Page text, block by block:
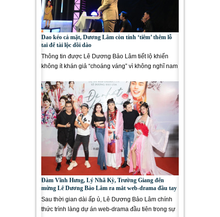
Dao kéo cả mặt, Dương Lâm còn tính ‘tiêm’ thêm lỗ
tai để tài lộc dồi dào
Thông tin được Lê Dương Bảo Lâm tiết lộ khiến
không ít khán giả “choáng váng” vì không nghĩ nam
Đàm Vĩnh Hưng, Lý Nhã Kỳ, Trường Giang đến
mừng Lê Dương Bảo Lâm ra mắt web-drama đầu tay
Sau thời gian dài ấp ủ, Lê Dương Bảo Lâm chính
thức trình làng dự án web-drama đầu tiên trong sự